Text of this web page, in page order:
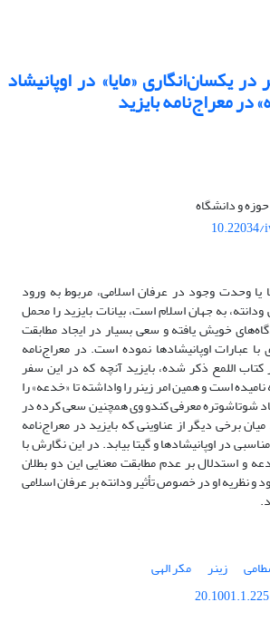
یکسان‌انگاری «مایا» در اوپانیشاد
معراج‌نامه بایزید
و دانشگاه
10.22034/
یا وحدت وجود در عرفان اسلامی، مربوط به ورود
به جهان اسلام است، بیانات بایزید را محمل
خویش یافته و سعی بسیار در ایجاد مطابقت
عبارات اوپانیشادها نموده است. در معراج‌نامه
کتاب اللمع ذکر شده، بایزید آنچه که در این سفر
است و همین امر زینر را واداشته تا «خدعه» را
شوتاشوتره معرفی کندو وی همچنین سعی کرده در
برخی دیگر از عناوینی که بایزید در معراج‌نامه
در اوپانیشادها و گیتا بیابد. در این نگارش با
و استدلال بر عدم مطابقت معنایی این دو بطلان
و نظریه او در خصوص تأثیر ودانته بر عرفان اسلامی
زینر
مکر الهی